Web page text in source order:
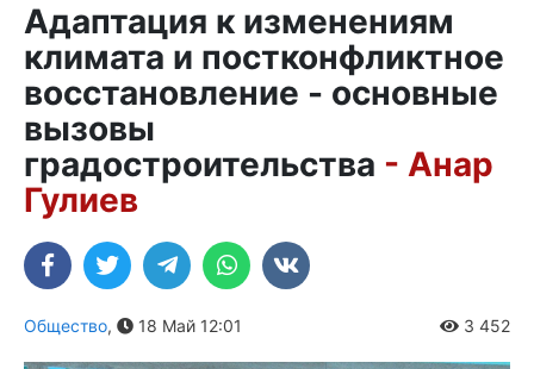
Адаптация к изменениям
климата и постконфликтное
восстановление - основные
вызовы
градостроительства - Анар
Гулиев
Общество, 18 Май 12:01 3 452